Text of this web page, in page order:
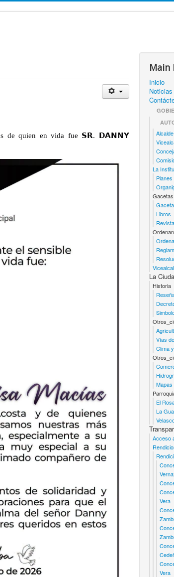
de quien en vida fue 𝗦𝗥. 𝗗𝗔𝗡𝗡𝗬
Main
Inicio
Noticias
Alcalde
La
Gaceta
Libros
La
Historia
Vías
Clima
Mapas
El
La
Acceso
Vera
Vera